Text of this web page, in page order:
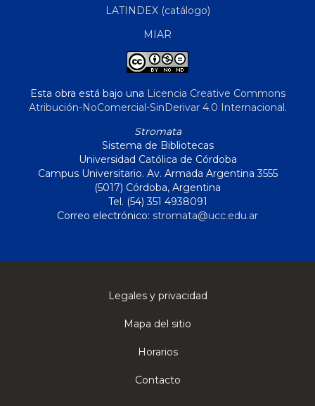
LATINDEX (catálogo)
MIAR
Esta obra está bajo una Licencia Creative Commons
Atribución-NoComercial-SinDerivar 4.0 Internacional.
Stromata
Sistema de Bibliotecas
Universidad Católica de Córdoba
Campus Universitario. Av. Armada Argentina 3555
(5017) Córdoba, Argentina
Tel. (54) 351 4938091
Correo electrónico: stromata@ucc.edu.ar
Legales y privacidad
Mapa del sitio
Horarios
Contacto